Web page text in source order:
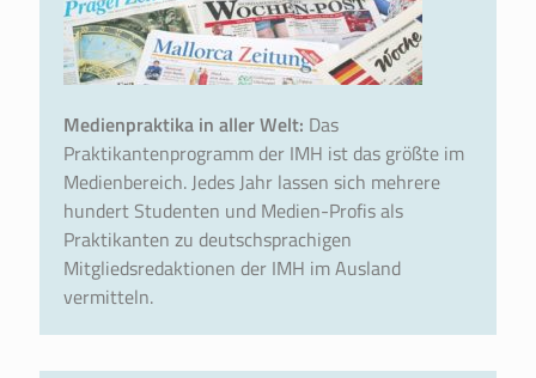
Medienpraktika in aller Welt: Das
Praktikantenprogramm der IMH ist das größte im
Medienbereich. Jedes Jahr lassen sich mehrere
hundert Studenten und Medien-Profis als
Praktikanten zu deutschsprachigen
Mitgliedsredaktionen der IMH im Ausland
vermitteln.